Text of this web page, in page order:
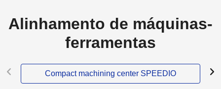
Alinhamento de máquinas-
ferramentas
Compact machining center SPEEDIO